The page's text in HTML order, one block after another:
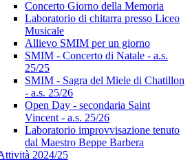
Concerto Giorno della Memoria
Laboratorio di chitarra presso Liceo
Musicale
Allievo SMIM per un giorno
SMIM - Concerto di Natale - a.s.
25/25
SMIM - Sagra del Miele di Chatillon
- a.s. 25/26
Open Day - secondaria Saint
Vincent - a.s. 25/26
Laboratorio improvvisazione tenuto
dal Maestro Beppe Barbera
2024/25